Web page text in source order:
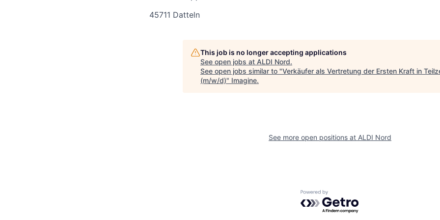
45711 Datteln
This job is no longer accepting applications
See open jobs at ALDI Nord.
See open jobs similar to "Verkäufer als Vertretung der Ersten Kraft in
(m/w/d)" Imagine.
See more open positions at ALDI Nord
Powered by Getro.com